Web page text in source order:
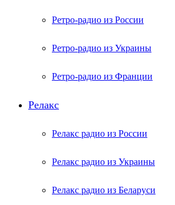
Ретро-радио из России
Ретро-радио из Украины
Ретро-радио из Франции
Релакс
Релакс радио из России
Релакс радио из Украины
Релакс радио из Беларуси